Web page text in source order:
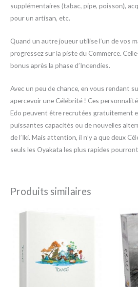
supplémentaires (tabac, pipe, poisson),
pour un artisan, etc.
Quand un autre joueur utilise l’un de vos
progressez sur la piste du Commerce.
bonus après la phase d’Incendies.
Avec un peu de chance, en vous rendant
apercevoir une Célébrité ! Ces
Edo peuvent être recrutées gratuitement
puissantes capacités ou de nouvelles
de l’Iki. Mais attention, il n’y a que deux
seuls les Oyakata les plus rapides
Produits similaires